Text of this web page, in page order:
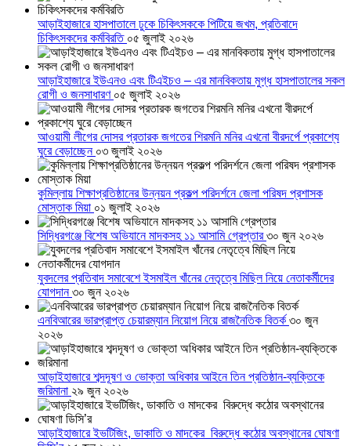
আড়াইহাজারে হাসপাতালে ঢুকে চিকিৎসককে পিটিয়ে জখম, প্রতিবাদে
চিকিৎসকদের কর্মবিরতি ০৫ জুলাই ২০২৬
আড়াইহাজারে ইউএনও এবং টিএইচও – এর মানবিকতায় মুগ্ধ হাসপাতালের সকল
রোগী ও জনসাধারণ ০৫ জুলাই ২০২৬
আওয়ামী লীগের দোসর প্রতারক জগতের শিরমনি মনির এখনো বীরদর্পে প্রকাশ্যে
ঘুরে বেড়াচ্ছেন ০৩ জুলাই ২০২৬
কুমিল্লায় শিক্ষাপ্রতিষ্ঠানের উন্নয়ন প্রকল্প পরিদর্শনে জেলা পরিষদ প্রশাসক
মোস্তাক মিয়া ০১ জুলাই ২০২৬
সিদ্ধিরগঞ্জে বিশেষ অভিযানে মাদকসহ ১১ আসামি গ্রেপ্তার৩০ জুন ২০২৬
যুবদলের প্রতিবাদ সমাবেশে ইসমাইল খাঁনের নেতৃত্বে মিছিল নিয়ে নেতাকর্মীদের
যোগদান৩০ জুন ২০২৬
এনবিআরের ভারপ্রাপ্ত চেয়ারম্যান নিয়োগ নিয়ে রাজনৈতিক বিতর্ক ৩০ জুন
২০২৬
আড়াইহাজারে শব্দদূষণ ও ভোক্তা অধিকার আইনে তিন প্রতিষ্ঠান-ব্যক্তিকে
জরিমানা ২৯ জুন ২০২৬
আড়াইহাজারে ইভটিজিং, ডাকাতি ও মাদকের বিরুদ্ধে কঠোর অবস্থানের ঘোষণা